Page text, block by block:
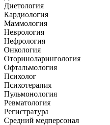
Диетология
Кардиология
Маммология
Неврология
Нефрология
Онкология
Оториноларингология
Офтальмология
Психолог
Психотерапия
Пульмонология
Ревматология
Регистратура
Средний медперсонал